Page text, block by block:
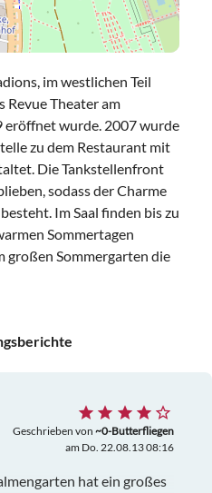
im westlichen Teil
Revue Theater am
eröffnet wurde. 2007 wurde
zu dem Restaurant mit
Die Tankstellenfront
sodass der Charme
Im Saal finden bis zu
Sommertagen
großen Sommergarten die
Geschrieben von ~0-Butterfliegen
am Do. 22.08.13 08:16
hat ein großes